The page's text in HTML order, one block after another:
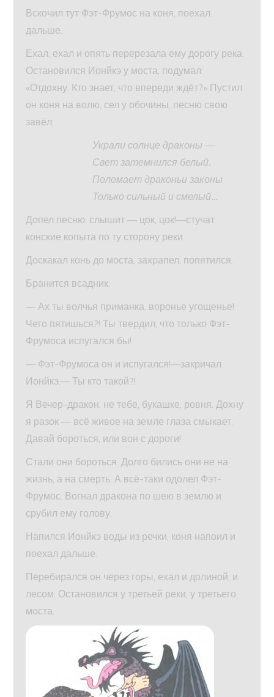
Вскочил тут Фэт-Фрумос на коня, поехал
дальше.
Ехал, ехал и опять перерезала ему дорогу река.
Остановился Ионйкэ у моста, подумал:
«Отдохну. Кто знает, что впереди ждёт?» Пустил
он коня на волю, сел у обочины, песню свою
завёл:
Украли солнце драконы —
Свет затемнился белый.
Поломает драконьи законы
Только сильный и смелый…
Допел песню, слышит — цок, цок!—стучат
конские копыта по ту сторону реки.
Доскакал конь до моста, захрапел, попятился.
Бранится всадник:
— Ах ты волчья приманка, воронье угощенье!
Чего пятишься?! Ты твердил, что только Фэт-
Фрумоса испугался бы!
— Фэт-Фрумоса он и испугался!—закричал
Ионйкэ.— Ты кто такой?!
Я Вечер-дракон, не тебе, букашке, ровня. Дохну
я разок — всё живое на земле глаза смыкает.
Давай бороться, или вон с дороги!
Стали они бороться. Долго бились они не на
жизнь, а на смерть. А всё-таки одолел Фэт-
Фрумос. Вогнал дракона по шею в землю и
срубил ему голову.
Напился Ионйкэ воды из речки, коня напоил и
поехал дальше.
Перебирался он через горы, ехал и долиной, и
лесом. Остановился у третьей реки, у третьего
моста.